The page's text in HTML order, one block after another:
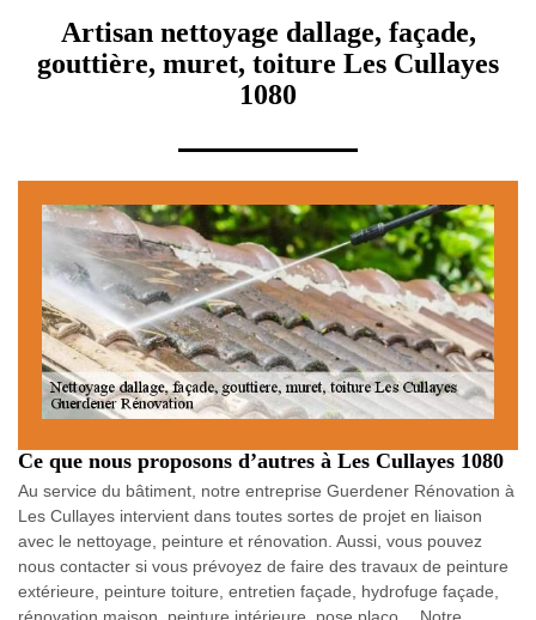
Artisan nettoyage dallage, façade,
gouttière, muret, toiture Les Cullayes
1080
Ce que nous proposons d’autres à Les Cullayes 1080
Au service du bâtiment, notre entreprise Guerdener Rénovation à
Les Cullayes intervient dans toutes sortes de projet en liaison
avec le nettoyage, peinture et rénovation. Aussi, vous pouvez
nous contacter si vous prévoyez de faire des travaux de peinture
extérieure, peinture toiture, entretien façade, hydrofuge façade,